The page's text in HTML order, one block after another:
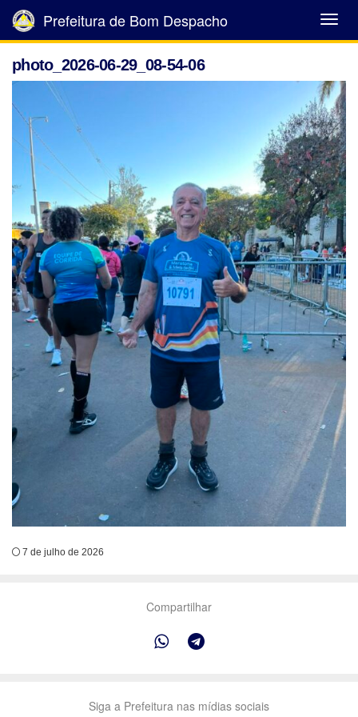
Abrir
Menu
Prefeitura de Bom Despacho
photo_2026-06-29_08-54-06
7 de julho de 2026
Compartilhar
Siga a Prefeitura nas mídias sociais